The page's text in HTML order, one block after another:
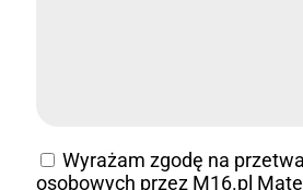
Wyrażam zgodę na
osobowych przez M16.pl